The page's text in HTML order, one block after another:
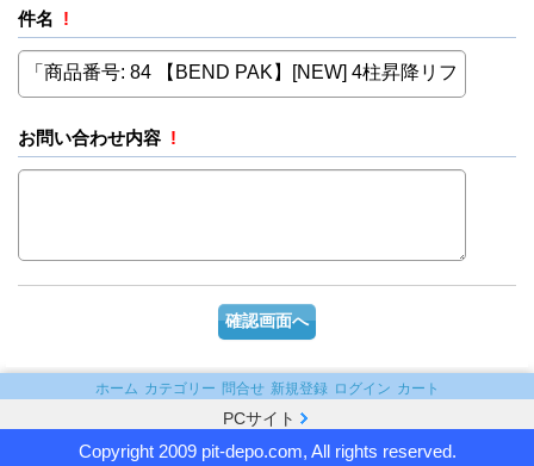
件名 !
お問い合わせ内容 !
ホーム カテゴリー 問合せ 新規登録 ログイン カート
PCサイト
Copyright 2009 pit-depo.com, All rights reserved.